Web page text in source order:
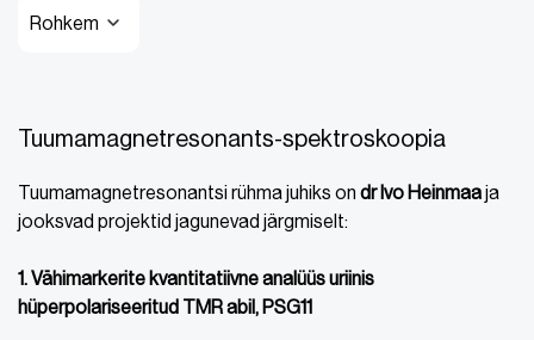
Rohkem
Tuumamagnetresonants-spektroskoopia
Tuumamagnetresonantsi rühma juhiks on dr Ivo Heinmaaja
jooksvad projektid jagunevad järgmiselt:
1. Vähimarkerite kvantitatiivne analüüs uriinis
hüperpolariseeritud TMR abil, PSG11